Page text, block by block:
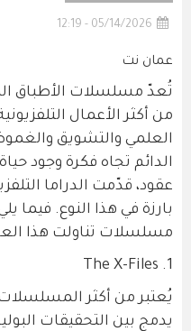
05/14/2026 - 12:19
عمان نت
تُعدّ مسلسلات الأطباق
من أكثر الأعمال
العلمي والتشويق
الدائم تجاه فكرة وجود
عقود، قدّمت الدراما
بارزة في هذا النوع.
مسلسلات تناولت هذا
1. The X-Files
يُعتبر من أكثر المسلسلات
يدمج بين التحقيقات